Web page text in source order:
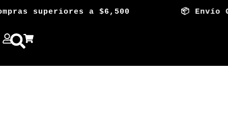
superiores a $6,500 📦 Envío